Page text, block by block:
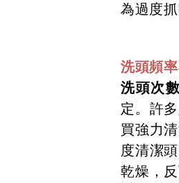
為過度
洗頭頻
洗頭次
定。許
買強力
度清潔
乾燥，